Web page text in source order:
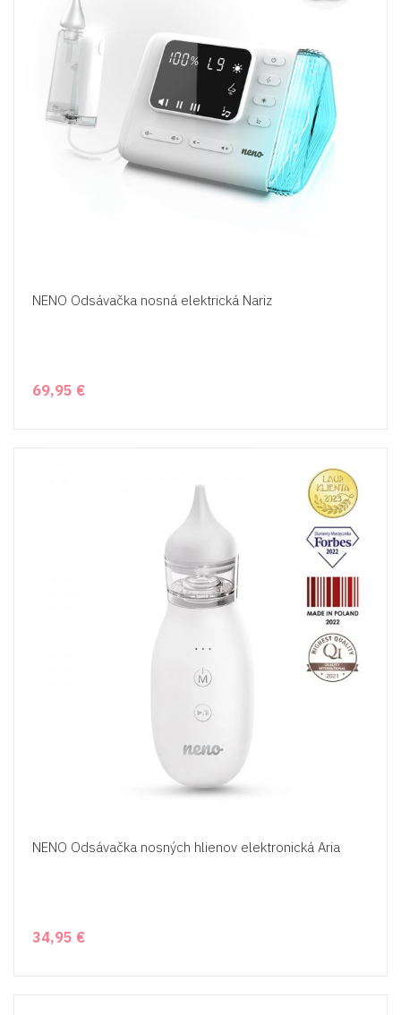
NENO Odsávačka nosná elektrická Nariz
69,95 €
NENO Odsávačka nosných hlienov elektronická Aria
34,95 €